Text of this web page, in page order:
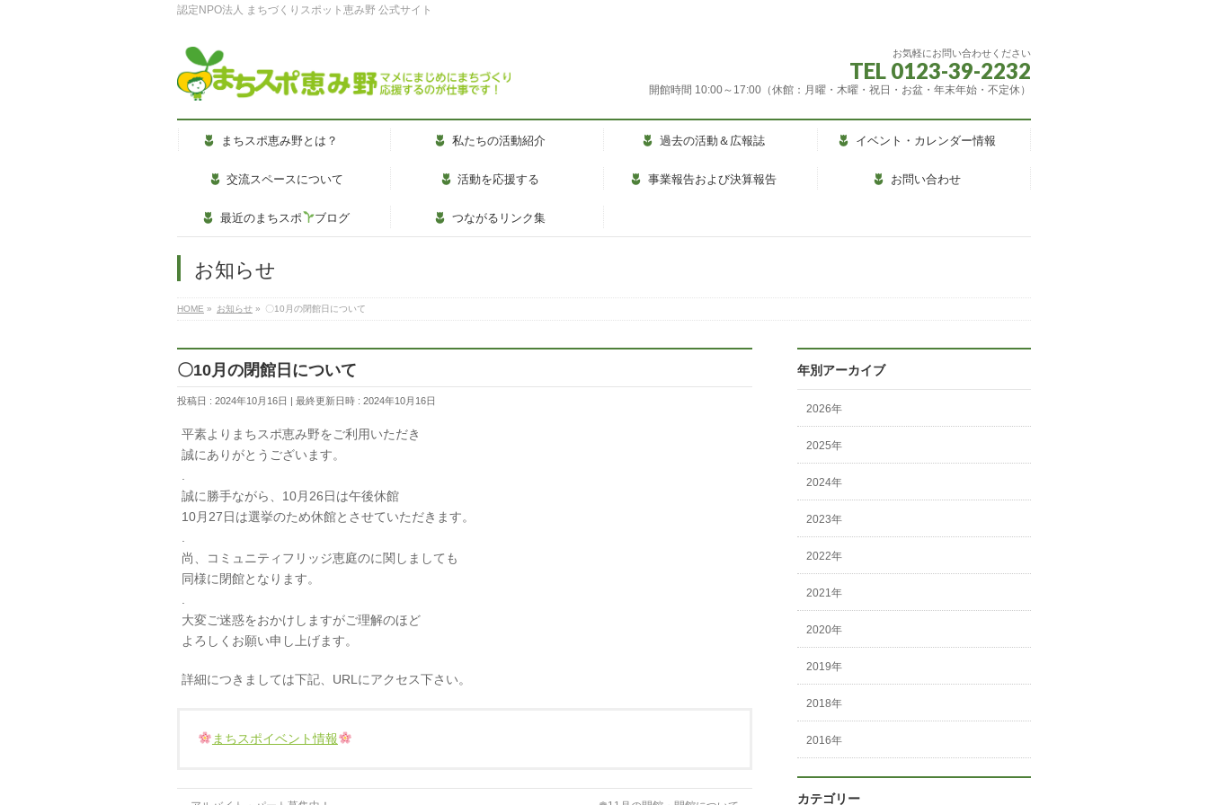
認定NPO法人 まちづくりスポット恵み野 公式サイト
お気軽にお問い合わせください
TEL 0123-39-2232
開館時間 10:00～17:00（休館：月曜・木曜・祝日・お盆・年末年始・不定休）
まちスポ恵み野とは？ 私たちの活動紹介 過去の活動＆広報誌 イベント・カレンダー情報
交流スペースについて 活動を応援する 事業報告および決算報告 お問い合わせ
最近のまちスポ ブログ つながるリンク集
お知らせ
HOME » お知らせ » 〇10月の閉館日について
〇10月の閉館日について
投稿日 : 2024年10月16日 最終更新日時 : 2024年10月16日
平素よりまちスポ恵み野をご利用いただき
誠にありがとうございます。
誠に勝手ながら、10月26日は午後休館
10月27日は選挙のため休館とさせていただきます。
尚、コミュニティフリッジ恵庭のに関しましても
同様に閉館となります。
大変ご迷惑をおかけしますがご理解のほど
よろしくお願い申し上げます。
詳細につきましては下記、URLにアクセス下さい。
まちスポイベント情報
年別アーカイブ
2026年
2025年
2024年
2023年
2022年
2021年
2020年
2019年
2018年
2016年
カテゴリー